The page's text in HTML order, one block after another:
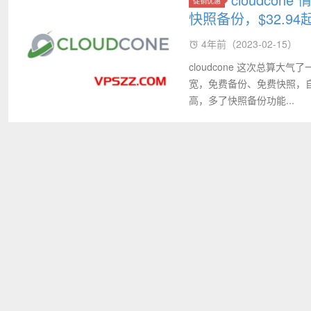
快照备份，$32.94
4年前（2023-02-15）
cloudcone 这次总算大气了
宽，免费备份、免费快照，
高，多了快照备份功能...